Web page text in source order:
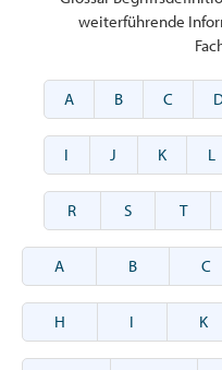
weiterführende
A B C
I J K L
R S T
A B C
H I K